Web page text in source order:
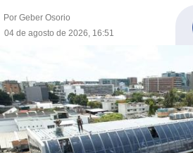
Por Geber Osorio
04 de agosto de 2026, 16:51